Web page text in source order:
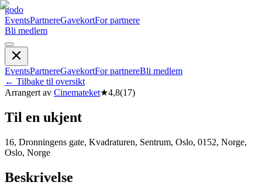
godo
EventsPartnereGavekortFor partnere
Bli medlem
EventsPartnereGavekortFor partnereBli medlem
← Tilbake til oversikt
Arrangert av Cinemateket★4,8(17)
Til en ukjent
16, Dronningens gate, Kvadraturen, Sentrum, Oslo, 0152, Norge,
Oslo, Norge
Beskrivelse